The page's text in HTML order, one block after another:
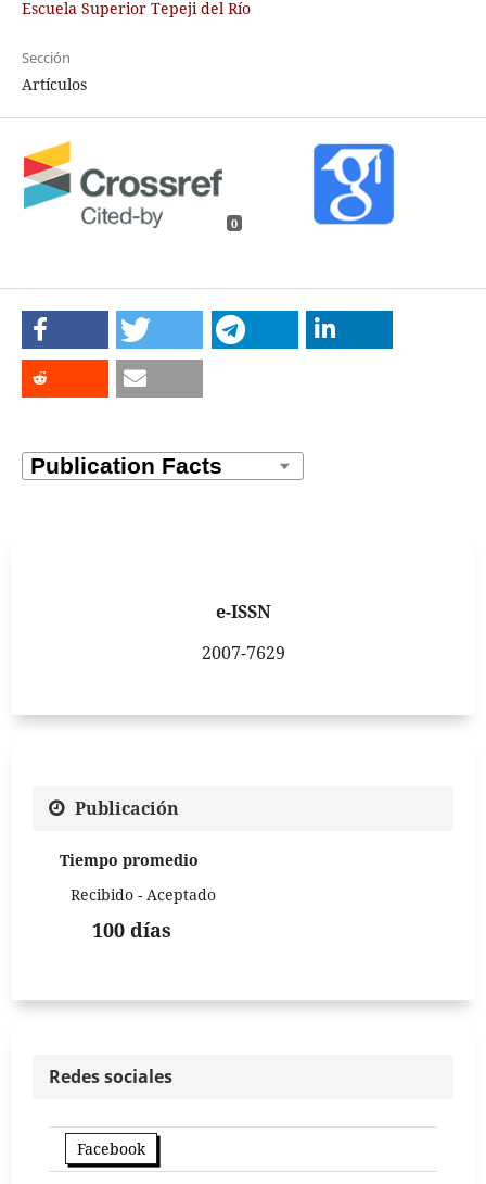
Escuela Superior Tepeji del Río
Sección
Artículos
0
e-ISSN
2007-7629
Publicación
Tiempo promedio
Recibido - Aceptado
100 días
Redes sociales
Facebook